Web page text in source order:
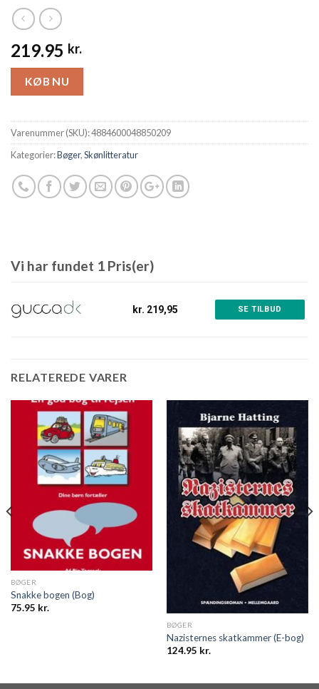
219.95 kr.
KØB NU
Varenummer (SKU):4884600048850209
Kategorier:Bøger,Skønlitteratur
Vi har fundet 1 Pris(er)
kr. 219,95 SE TILBUD
RELATEREDE VARER
BØGER
Snakke bogen (Bog)
75.95 kr.
BØGER
Nazisternes skatkammer (E-bog)
124.95 kr.